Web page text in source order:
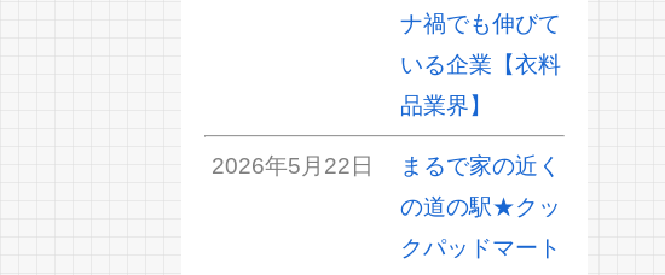
ナ禍でも伸びて
いる企業【衣料
品業界】
2026年5月22日
まるで家の近く
の道の駅★クッ
クパッドマート